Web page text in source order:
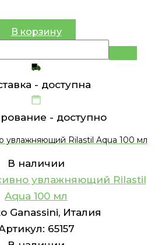
В корзину
- доступна
- доступно
увлажняющий Rilastil Aqua 100 мл
В наличии
увлажняющий Rilastil
Aqua 100 мл
Ganassini, Италия
65157